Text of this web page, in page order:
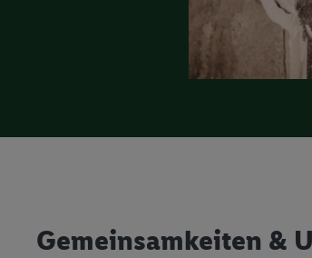
Gemeinsamkeiten &